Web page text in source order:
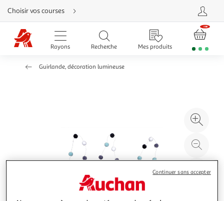
Aller
directement
au
contenu
Aller
directement
Aller
Choisir vos courses
Rayons Recherche Mes produits
Guirlande, décoration lumineuse
à
Continuer sans accepter